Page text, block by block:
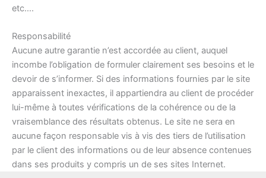
etc….
Responsabilité
Aucune autre garantie n’est accordée au client, auquel
incombe l’obligation de formuler clairement ses besoins et le
devoir de s’informer. Si des informations fournies par le site
apparaissent inexactes, il appartiendra au client de procéder
lui-même à toutes vérifications de la cohérence ou de la
vraisemblance des résultats obtenus. Le site ne sera en
aucune façon responsable vis à vis des tiers de l’utilisation
par le client des informations ou de leur absence contenues
dans ses produits y compris un de ses sites Internet.